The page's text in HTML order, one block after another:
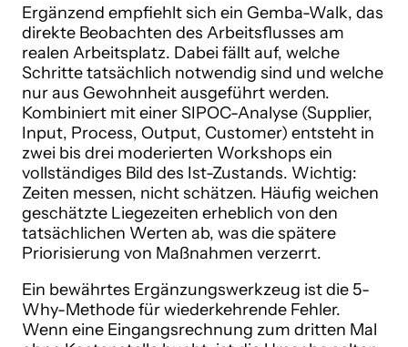
Ergänzend empfiehlt sich ein Gemba-Walk, das
direkte Beobachten des Arbeitsflusses am
realen Arbeitsplatz. Dabei fällt auf, welche
Schritte tatsächlich notwendig sind und welche
nur aus Gewohnheit ausgeführt werden.
Kombiniert mit einer SIPOC-Analyse (Supplier,
Input, Process, Output, Customer) entsteht in
zwei bis drei moderierten Workshops ein
vollständiges Bild des Ist-Zustands. Wichtig:
Zeiten messen, nicht schätzen. Häufig weichen
geschätzte Liegezeiten erheblich von den
tatsächlichen Werten ab, was die spätere
Priorisierung von Maßnahmen verzerrt.
Ein bewährtes Ergänzungswerkzeug ist die 5-
Why-Methode für wiederkehrende Fehler.
Wenn eine Eingangsrechnung zum dritten Mal